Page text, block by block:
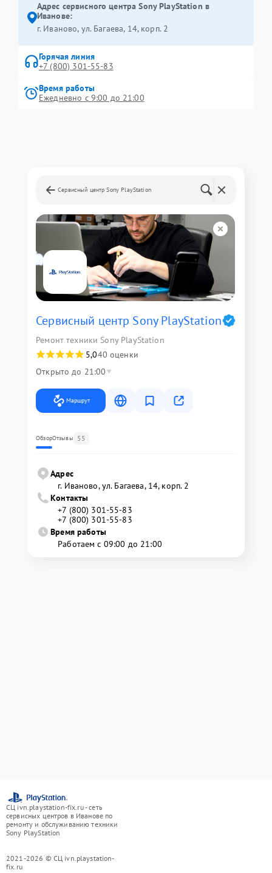
Адрес сервисного центра Sony PlayStation в
Иванове:
г. Иваново, ул. Багаева, 14, корп. 2
Горячая линия
+7 (800) 301-55-83
Время работы
Ежедневно с 9:00 до 21:00
Сервисный центр Sony PlayStation
Сервисный центр Sony PlayStation
Ремонт техники Sony PlayStation
5,040 оценки
Открыто до 21:00
Маршрут
ОбзорОтзывы 55
Адрес
г. Иваново, ул. Багаева, 14, корп. 2
Контакты
+7 (800) 301-55-83
+7 (800) 301-55-83
Время работы
Работаем с 09:00 до 21:00
СЦ ivn.playstation-fix.ru - сеть
сервисных центров в Иванове по
ремонту и обслуживанию техники
Sony PlayStation
2021-2026 © СЦ ivn.playstation-
fix.ru